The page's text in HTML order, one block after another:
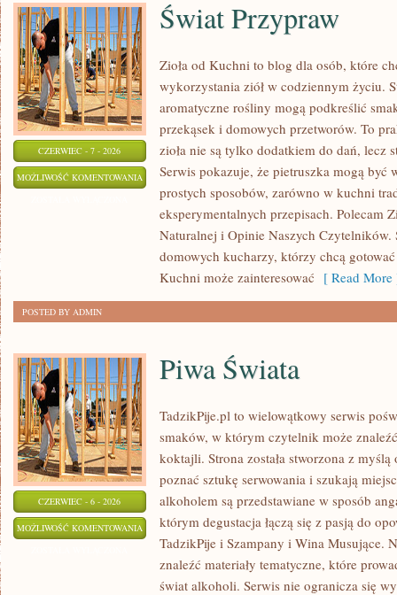
CZERWIEC - 7 - 2026
MOŻLIWOŚĆ KOMENTOWANIA ŚWIAT
PRZYPRAW
Świat Przypraw
Zioła od Kuchni to blog dla osób, które
wykorzystania ziół w codziennym życiu.
aromatyczne rośliny mogą podkreślić
przekąsek i domowych przetworów. To
zioła nie są tylko dodatkiem do dań, lecz
Serwis pokazuje, że pietruszka mogą być
prostych sposobów, zarówno w kuchni
eksperymentalnych przepisach. Polecam
Naturalnej i Opinie Naszych Czytelników.
domowych kucharzy, którzy chcą
Kuchni może zainteresować [ Read More
POSTED BY ADMIN
CZERWIEC - 6 - 2026
MOŻLIWOŚĆ KOMENTOWANIA PIWA
ŚWIATA
Piwa Świata
TadzikPije.pl to wielowątkowy serwis
smaków, w którym czytelnik może
koktajli. Strona została stworzona z
poznać sztukę serwowania i szukają
alkoholem są przedstawiane w sposób
którym degustacja łączą się z pasją do
TadzikPije i Szampany i Wina Musujące.
znaleźć materiały tematyczne, które
świat alkoholi. Serwis nie ogranicza się